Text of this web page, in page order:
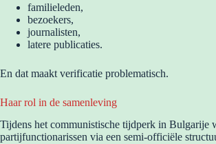
familieleden,
bezoekers,
journalisten,
latere publicaties.
En dat maakt verificatie problematisch.
Haar rol in de samenleving
Tijdens het communistische tijdperk in Bulgarije
partijfunctionarissen via een semi-officiële